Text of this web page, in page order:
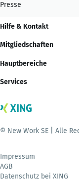
Presse
Hilfe & Kontakt
Mitgliedschaften
Hauptbereiche
Services
© New Work SE | Alle
Impressum
AGB
Datenschutz bei XING